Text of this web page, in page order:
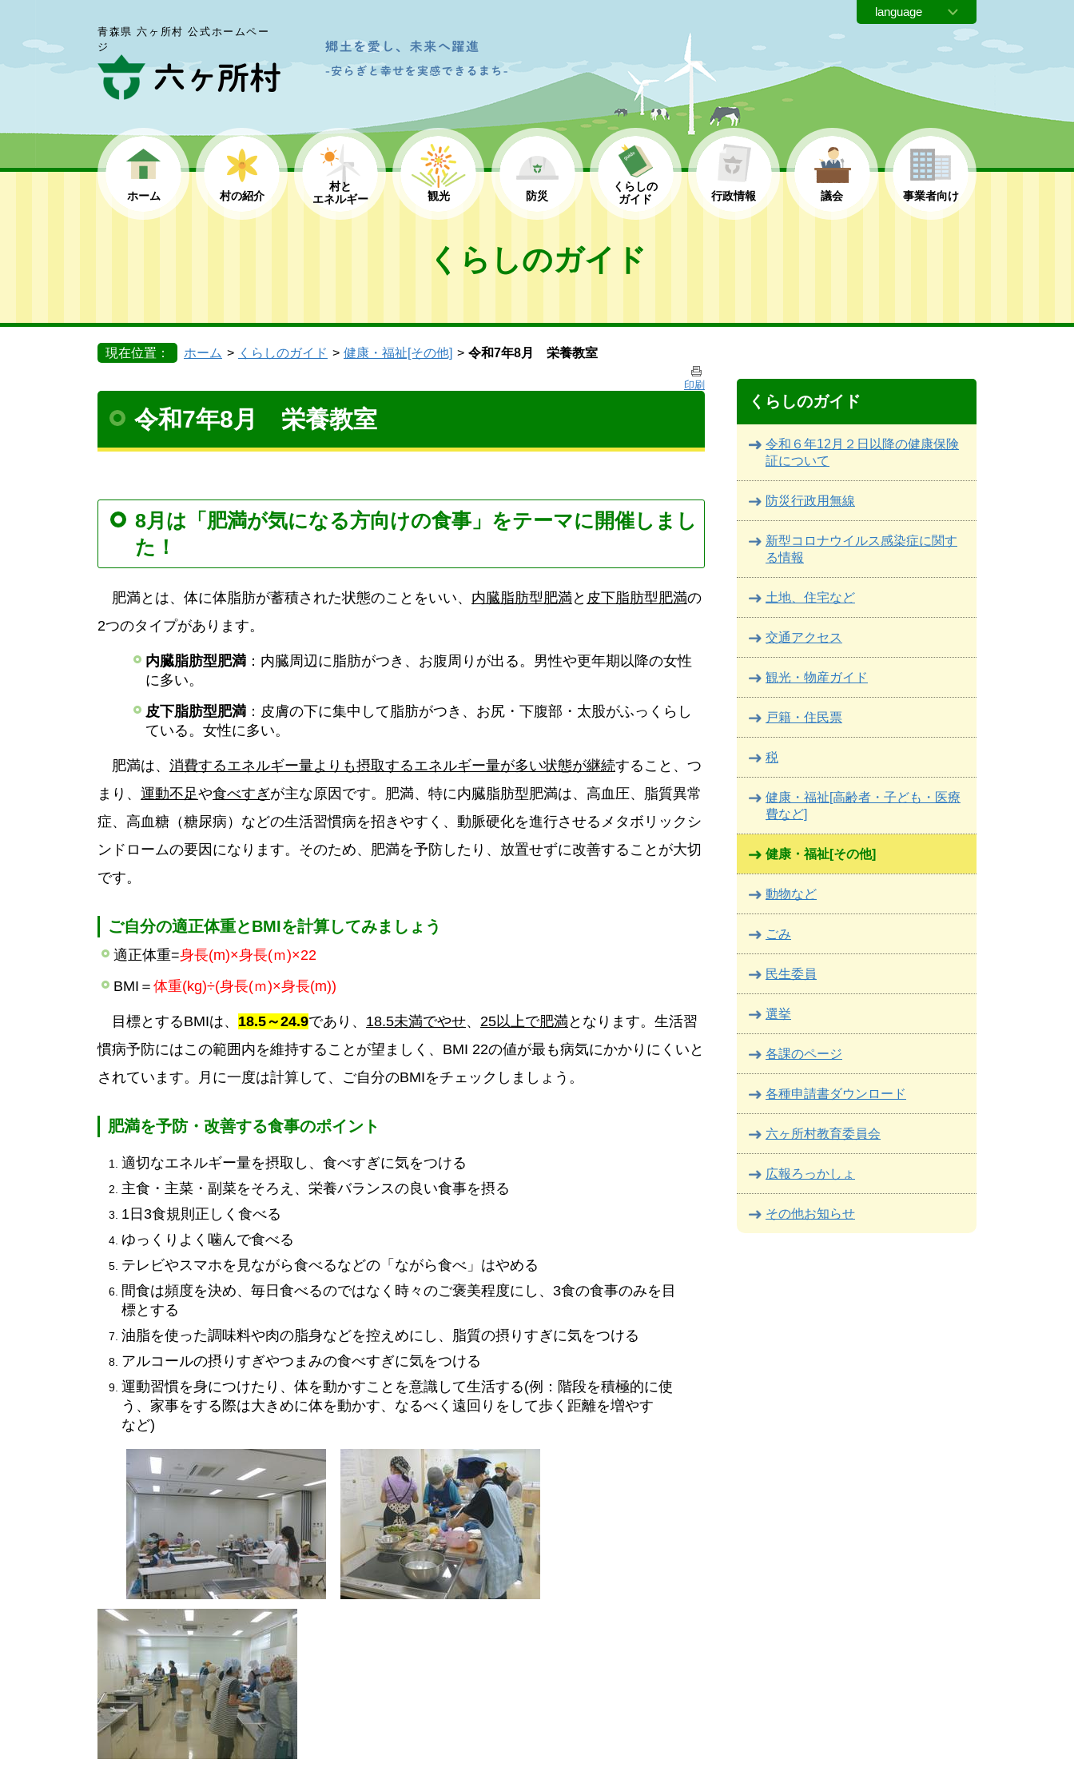
青森県 六ヶ所村 公式ホームペー
ジ
ホーム 村の紹介
村と
エネルギー
観光 防災
くらしの
ガイド
行政情報 議会 事業者向け
くらしのガイド
現在位置： ホーム くらしのガイド 健康・福祉[その他] 令和7年8月 栄養教室
くらしのガイド
令和６年12月２日以降の健康保険
証について
防災行政用無線
新型コロナウイルス感染症に関す
る情報
土地、住宅など
交通アクセス
観光・物産ガイド
戸籍・住民票
税
健康・福祉[高齢者・子ども・医療
費など]
健康・福祉[その他]
動物など
ごみ
民生委員
選挙
各課のページ
各種申請書ダウンロード
六ヶ所村教育委員会
広報ろっかしょ
その他お知らせ
印刷
令和7年8月 栄養教室
8月は「肥満が気になる方向けの食事」をテーマに開催しまし
た！
肥満とは、体に体脂肪が蓄積された状態のことをいい、 内臓脂肪型肥満 と 皮下脂肪型肥満の
2つのタイプがあります。
内臓脂肪型肥満 ：内臓周辺に脂肪がつき、お腹周りが出る。男性や更年期以降の女性
に多い。
皮下脂肪型肥満 ：皮膚の下に集中して脂肪がつき、お尻・下腹部・太股がふっくらし
ている。女性に多い。
肥満は、 消費するエネルギー量よりも摂取するエネルギー量が多い状態が継続すること、つ
まり、 運動不足や食べすぎが主な原因です。肥満、特に内臓脂肪型肥満は、高血圧、脂質異常
症、高血糖（糖尿病）などの生活習慣病を招きやすく、動脈硬化を進行させるメタボリックシ
ンドロームの要因になります。そのため、肥満を予防したり、放置せずに改善することが大切
です。
ご自分の適正体重とBMIを計算してみましょう
​適正体重=身長(m)×身長(ｍ)×22
BMI＝ 体重(kg)÷(身長(ｍ)×身長(m))
目標とするBMIは、 18.5～24.9であり、 18.5未満でやせ、 25以上で肥満 となります。生活習
慣病予防にはこの範囲内を維持することが望ましく、BMI 22の値が最も病気にかかりにくいと
されています。月に一度は計算して、ご自分のBMIをチェックしましょう。
肥満を予防・改善する食事のポイント
適切なエネルギー量を摂取し、食べすぎに気をつける
主食・主菜・副菜をそろえ、栄養バランスの良い食事を摂る
1日3食規則正しく食べる
ゆっくりよく噛んで食べる
テレビやスマホを見ながら食べるなどの「ながら食べ」はやめる
間食は頻度を決め、毎日食べるのではなく時々のご褒美程度にし、3食の食事のみを目
標とする
油脂を使った調味料や肉の脂身などを控えめにし、脂質の摂りすぎに気をつける
アルコールの摂りすぎやつまみの食べすぎに気をつける
運動習慣を身につけたり、体を動かすことを意識して生活する(例：階段を積極的に使
う、家事をする際は大きめに体を動かす、なるべく遠回りをして歩く距離を増やす
など)